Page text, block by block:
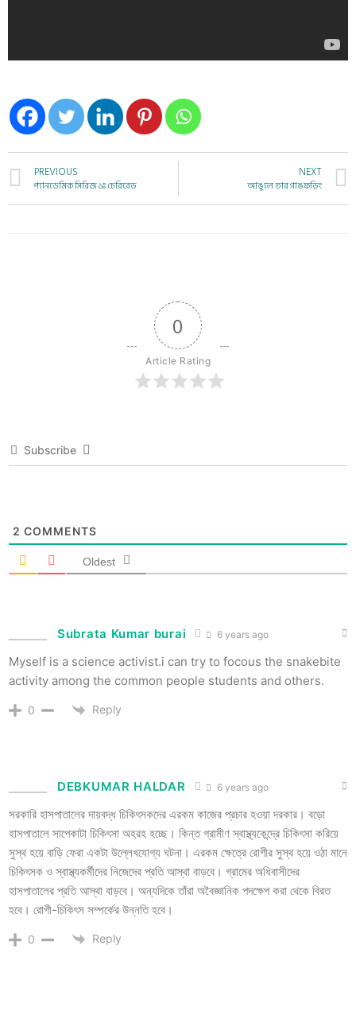
PREVIOUS
প্যানডেমিক সিরিজ ১ঃ চেরিরেড
NEXT
আঙুলে তার গাঙফড়িং
0
Article Rating
Subscribe
2 COMMENTS
Oldest
Subrata Kumar burai 6 years ago
Myself is a science activist.i can try to focous the snakebite
activity among the common people students and others.
0 Reply
DEBKUMAR HALDAR 6 years ago
সরকারি হাসপাতালের দায়বদ্ধ চিকিৎসকদের এরকম কাজের প্রচার হওয়া দরকার। বড়ো
হাসপাতালে সাপেকাটা চিকিৎসা অহরহ হচ্ছে। কিন্ত গ্রামীণ স্বাস্থ্যকেন্দ্রে চিকিৎসা করিয়ে
সুস্থ হয়ে বাড়ি ফেরা একটা উল্লেখযোগ্য ঘটনা। এরকম ক্ষেত্রে রোগীর সুস্থ হয়ে ওঠা মানে
চিকিৎসক ও স্বাস্থ্যকর্মীদের নিজেদের প্রতি আস্থা বাড়বে। গ্রামের অধিবাসীদের
হাসপাতালের প্রতি আস্থা বাড়বে। অন্যদিকে তাঁরা অবৈজ্ঞানিক পদক্ষেপ করা থেকে বিরত
হবে। রোগী-চিকিৎস সম্পর্কের উন্নতি হবে।
0 Reply